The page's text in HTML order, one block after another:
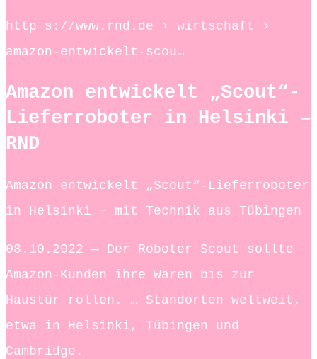
http s://www.rnd.de › wirtschaft ›
amazon-entwickelt-scou…
Amazon entwickelt „Scout“-
Lieferroboter in Helsinki –
RND
Amazon entwickelt „Scout“-Lieferroboter
in Helsinki − mit Technik aus Tübingen
08.10.2022 — Der Roboter Scout sollte
Amazon-Kunden ihre Waren bis zur
Haustür rollen. … Standorten weltweit,
etwa in Helsinki, Tübingen und
Cambridge.